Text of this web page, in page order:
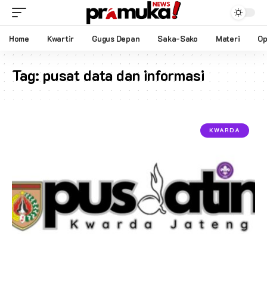
Home Kwartir Gugus Depan Saka-Sako Materi
Tag:pusat data dan informasi
KWARDA